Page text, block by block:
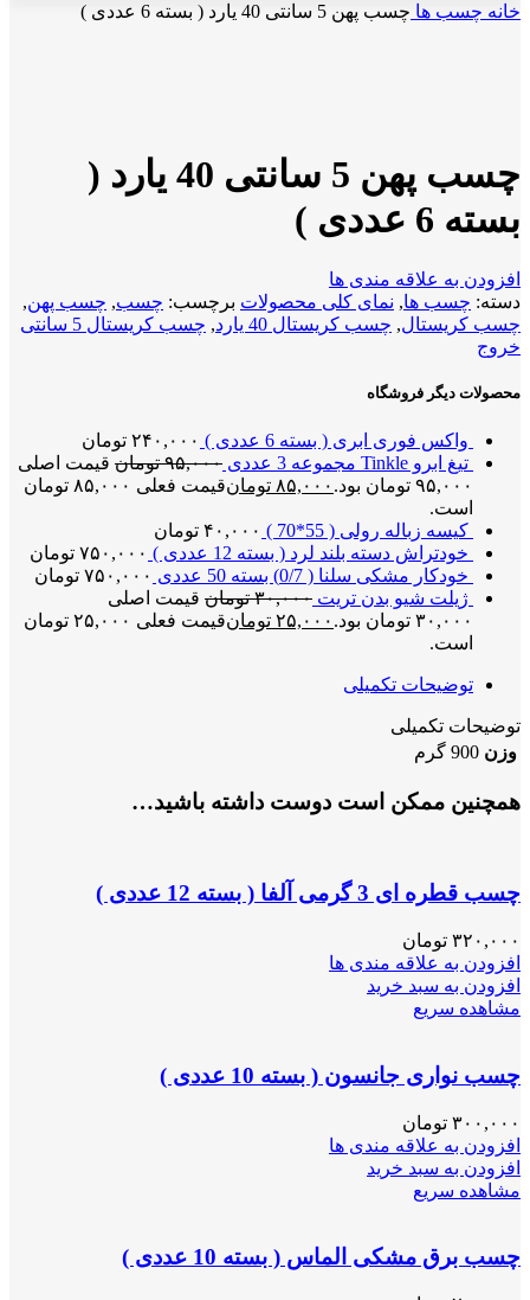
خانه چسب ها چسب پهن 5 سانتی 40 یارد ( بسته 6 عددی )
چسب پهن 5 سانتی 40 یارد (
بسته 6 عددی )
افزودن به علاقه مندی ها
دسته: چسب ها, نمای کلی محصولات برچسب: چسب, چسب پهن,
چسب کریستال, چسب کریستال 40 یارد , چسب کریستال 5 سانتی
خروج
محصولات دیگر فروشگاه
واکس فوری ابری ( بسته 6 عددی ) ۲۴۰,۰۰۰ تومان
تیغ ابرو Tinkle مجموعه 3 عددی
۹۵,۰۰۰ تومان قیمت اصلی
۹۵,۰۰۰ تومان بود.
۸۵,۰۰۰ تومان
قیمت فعلی ۸۵,۰۰۰ تومان
است.
کیسه زباله رولی ( 55*70 )
۴۰,۰۰۰ تومان
خودتراش دسته بلند لرد ( بسته 12 عددی )
۷۵۰,۰۰۰ تومان
خودکار مشکی سلنا ( 0/7) بسته 50 عددی
۷۵۰,۰۰۰ تومان
ژیلت شیو بدن تریت ۳۰,۰۰۰ تومان قیمت اصلی
۳۰,۰۰۰ تومان بود.
۲۵,۰۰۰ تومان
قیمت فعلی ۲۵,۰۰۰ تومان
است.
توضیحات تکمیلی
توضیحات تکمیلی
وزن 900 گرم
همچنین ممکن است دوست داشته باشید…
چسب قطره ای 3 گرمی آلفا ( بسته 12 عددی )
۳۲۰,۰۰۰ تومان
افزودن به علاقه مندی ها
افزودن به سبد خرید
مشاهده سریع
چسب نواری جانسون ( بسته 10 عددی )
۳۰۰,۰۰۰ تومان
افزودن به علاقه مندی ها
افزودن به سبد خرید
مشاهده سریع
چسب برق مشکی الماس ( بسته 10 عددی )